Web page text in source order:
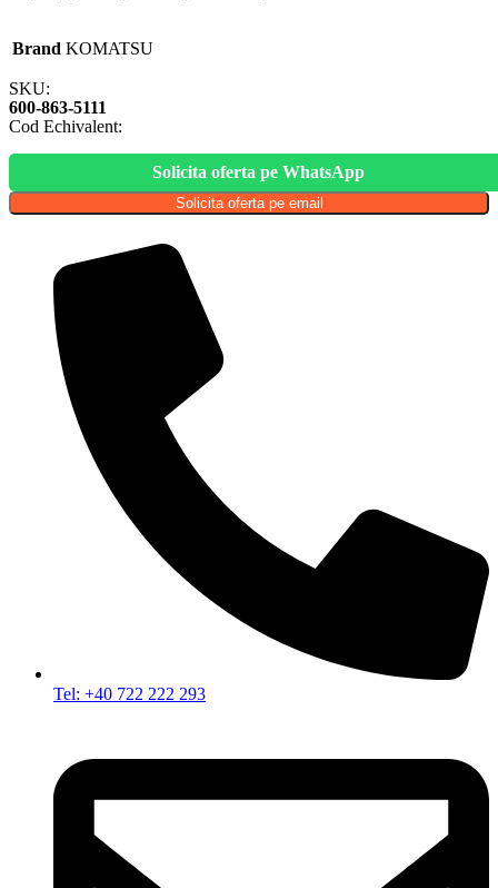
Brand KOMATSU
SKU:
600-863-5111
Cod Echivalent:
Solicita oferta pe WhatsApp
Solicita oferta pe email
Tel: +40 722 222 293